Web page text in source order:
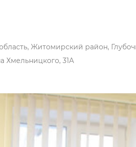
Житомирский район,
Хмельницкого, 31А